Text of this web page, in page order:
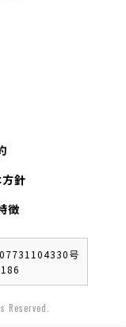
針
徴
号
Reserved.